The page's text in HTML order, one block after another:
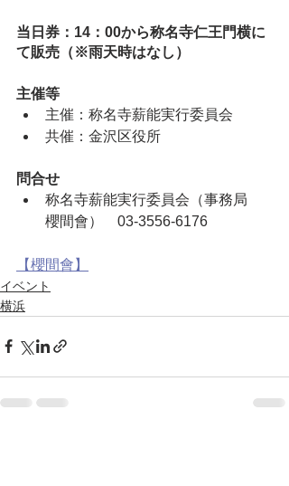
当日券：14：00から称名寺仁王門横に
て販売（※雨天時はなし）
主催等
主催：称名寺薪能実行委員会
共催：金沢区役所
問合せ
称名寺薪能実行委員会（事務局
櫻間會）　03-3556-6176
【櫻間會】
イベント
横浜